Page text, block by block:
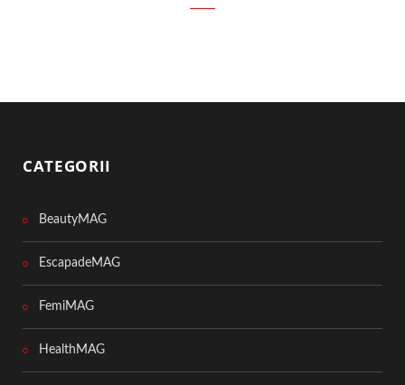
CATEGORII
BeautyMAG
EscapadeMAG
FemiMAG
HealthMAG